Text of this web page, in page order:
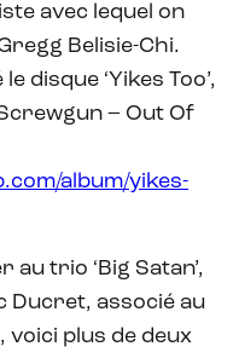
avec lequel on
Belisie-Chi.
disque ‘Yikes Too’,
– Out Of
album/yikes-
au trio ‘Big Satan’,
Ducret, associé au
voici plus de deux